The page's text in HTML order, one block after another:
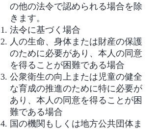
の他の法令で認められる場合を除
きます。
法令に基づく場合
人の生命、身体または財産の保護
のために必要があり、本人の同意
を得ることが困難である場合
公衆衛生の向上または児童の健全
な育成の推進のために特に必要が
あり、本人の同意を得ることが困
難である場合
国の機関もしくは地方公共団体ま